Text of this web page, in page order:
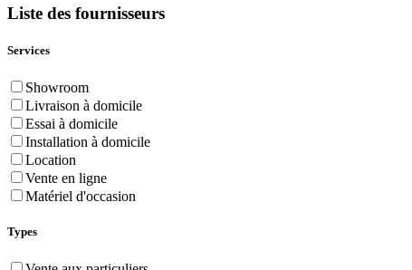
Liste des fournisseurs
Services
Showroom
Livraison à domicile
Essai à domicile
Installation à domicile
Location
Vente en ligne
Matériel d'occasion
Types